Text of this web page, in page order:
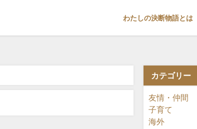
わたしの決断物語とは
カテゴリー
友情・仲間
子育て
海外